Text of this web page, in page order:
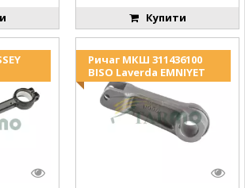
Купити
Ричаг МКШ 311436100
BISO Laverda EMNIYET